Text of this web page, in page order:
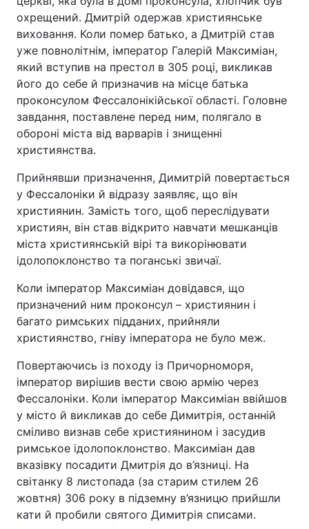
охрещений. Дмитрій одержав християнське
виховання. Коли помер батько, а Дмитрій став
уже повнолітнім, імператор Галерій Максиміан,
який вступив на престол в 305 році, викликав
його до себе й призначив на місце батька
проконсулом Фессалонікійської області. Головне
завдання, поставлене перед ним, полягало в
обороні міста від варварів і знищенні
християнства.
Прийнявши призначення, Димитрій повертається
у Фессалоніки й відразу заявляє, що він
християнин. Замість того, щоб переслідувати
християн, він став відкрито навчати мешканців
міста християнській вірі та викорінювати
ідолопоклонство та поганські звичаї.
Коли імператор Максиміан довідався, що
призначений ним проконсул – християнин і
багато римських підданих, прийняли
християнство, гніву імператора не було меж.
Повертаючись із походу із Причорноморя,
імператор вирішив вести свою армію через
Фессалоніки. Коли імператор Максиміан ввійшов
у місто й викликав до себе Димитрія, останній
сміливо визнав себе християнином і засудив
римськое ідолопоклонство. Максиміан дав
вказівку посадити Дмитрія до в’язниці. На
світанку 8 листопада (за старим стилем 26
жовтня) 306 року в підземну в’язницю прийшли
кати й пробили святого Димитрія списами.